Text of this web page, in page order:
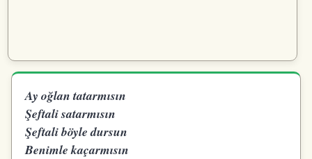
Ay oğlan tatarmısın
Şeftali satarmısın
Şeftali böyle dursun
Benimle kaçarmısın